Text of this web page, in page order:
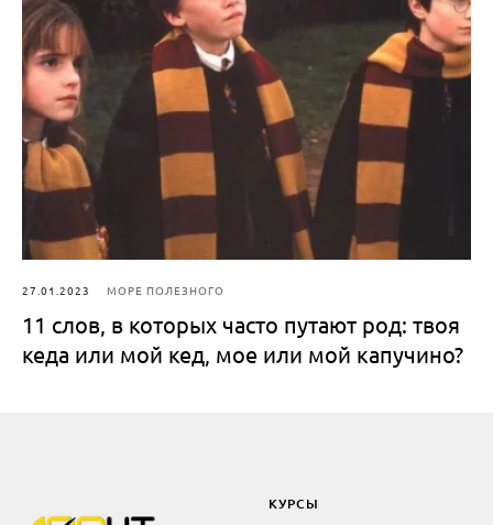
27.01.2023 МОРЕ ПОЛЕЗНОГО
11 слов, в которых часто путают род: твоя
кеда или мой кед, мое или мой капучино?
КУРСЫ